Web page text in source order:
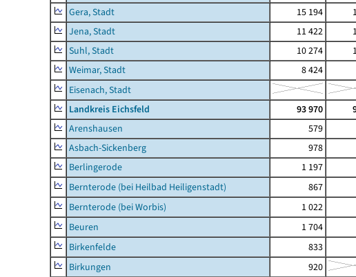
Gera, Stadt
15 194
Jena, Stadt
11 422
Suhl, Stadt
10 274
Weimar, Stadt
8 424
Eisenach, Stadt
Landkreis Eichsfeld
93 970
Arenshausen
579
Asbach-Sickenberg
978
Berlingerode
1 197
Bernterode (bei Heilbad Heiligenstadt)
867
Bernterode (bei Worbis)
1 022
Beuren
1 704
Birkenfelde
833
Birkungen
920